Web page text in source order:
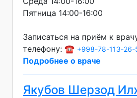
Пятница 14:00-16:00
Записаться на приём к
телефону: ☎️ +998-78-113-26-
Подробнее о враче
Якубов Шерзод